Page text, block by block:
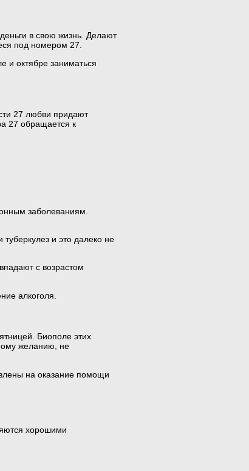
в свою жизнь. Делают
под номером 27.
и октябре заниматься
27 любви придают
27 обращается к
заболеваниям.
и это далеко не
с возрастом
алкоголя.
Биополе этих
желанию, не
на оказание помощи
хорошими